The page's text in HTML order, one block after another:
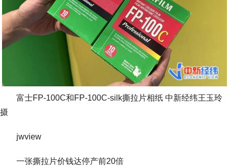
富士FP-100C和FP-100C-silk撕拉片相纸 中新经纬王玉玲
摄
jwview
一张撕拉片价钱达停产前20倍